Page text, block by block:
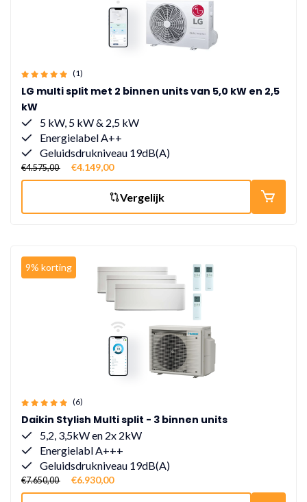
(1)
LG multi split met 2 binnen units van 5,0 kW en 2,5
kW
5 kW, 5 kW & 2,5 kW
Energielabel A++
Geluidsdrukniveau 19dB(A)
€4.575,00 €4.149,00
Vergelijk
9% korting
(6)
Daikin Stylish Multi split - 3 binnen units
5,2, 3,5kW en 2x 2kW
Energielabl A+++
Geluidsdrukniveau 19dB(A)
€7.650,00 €6.930,00